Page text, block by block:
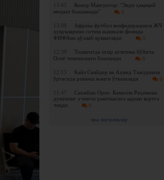
13:45
Конор Макгрегор: "Энди ҳақиқий
меҳнат бошланади"
0
13:08
Африка футбол конфедерацияси ЖЧ
ҳуқуқларини сотиш жанжали фонида
ФИФАни қўллаб-қувватлади
0
12:39
Тошкентда оғир атлетика бўйича
Осиё чемпионати бошланди
0
12:13
Кайл Снайдер ва Аҳмед Тажудинов
ўртасида реванш жанги ўтказилади
0
11:47
Canadian Open. Камилла Раҳимова
дунёнинг учинчи ракеткасига қарши кортга
чиқди
0
яна янгиликлар